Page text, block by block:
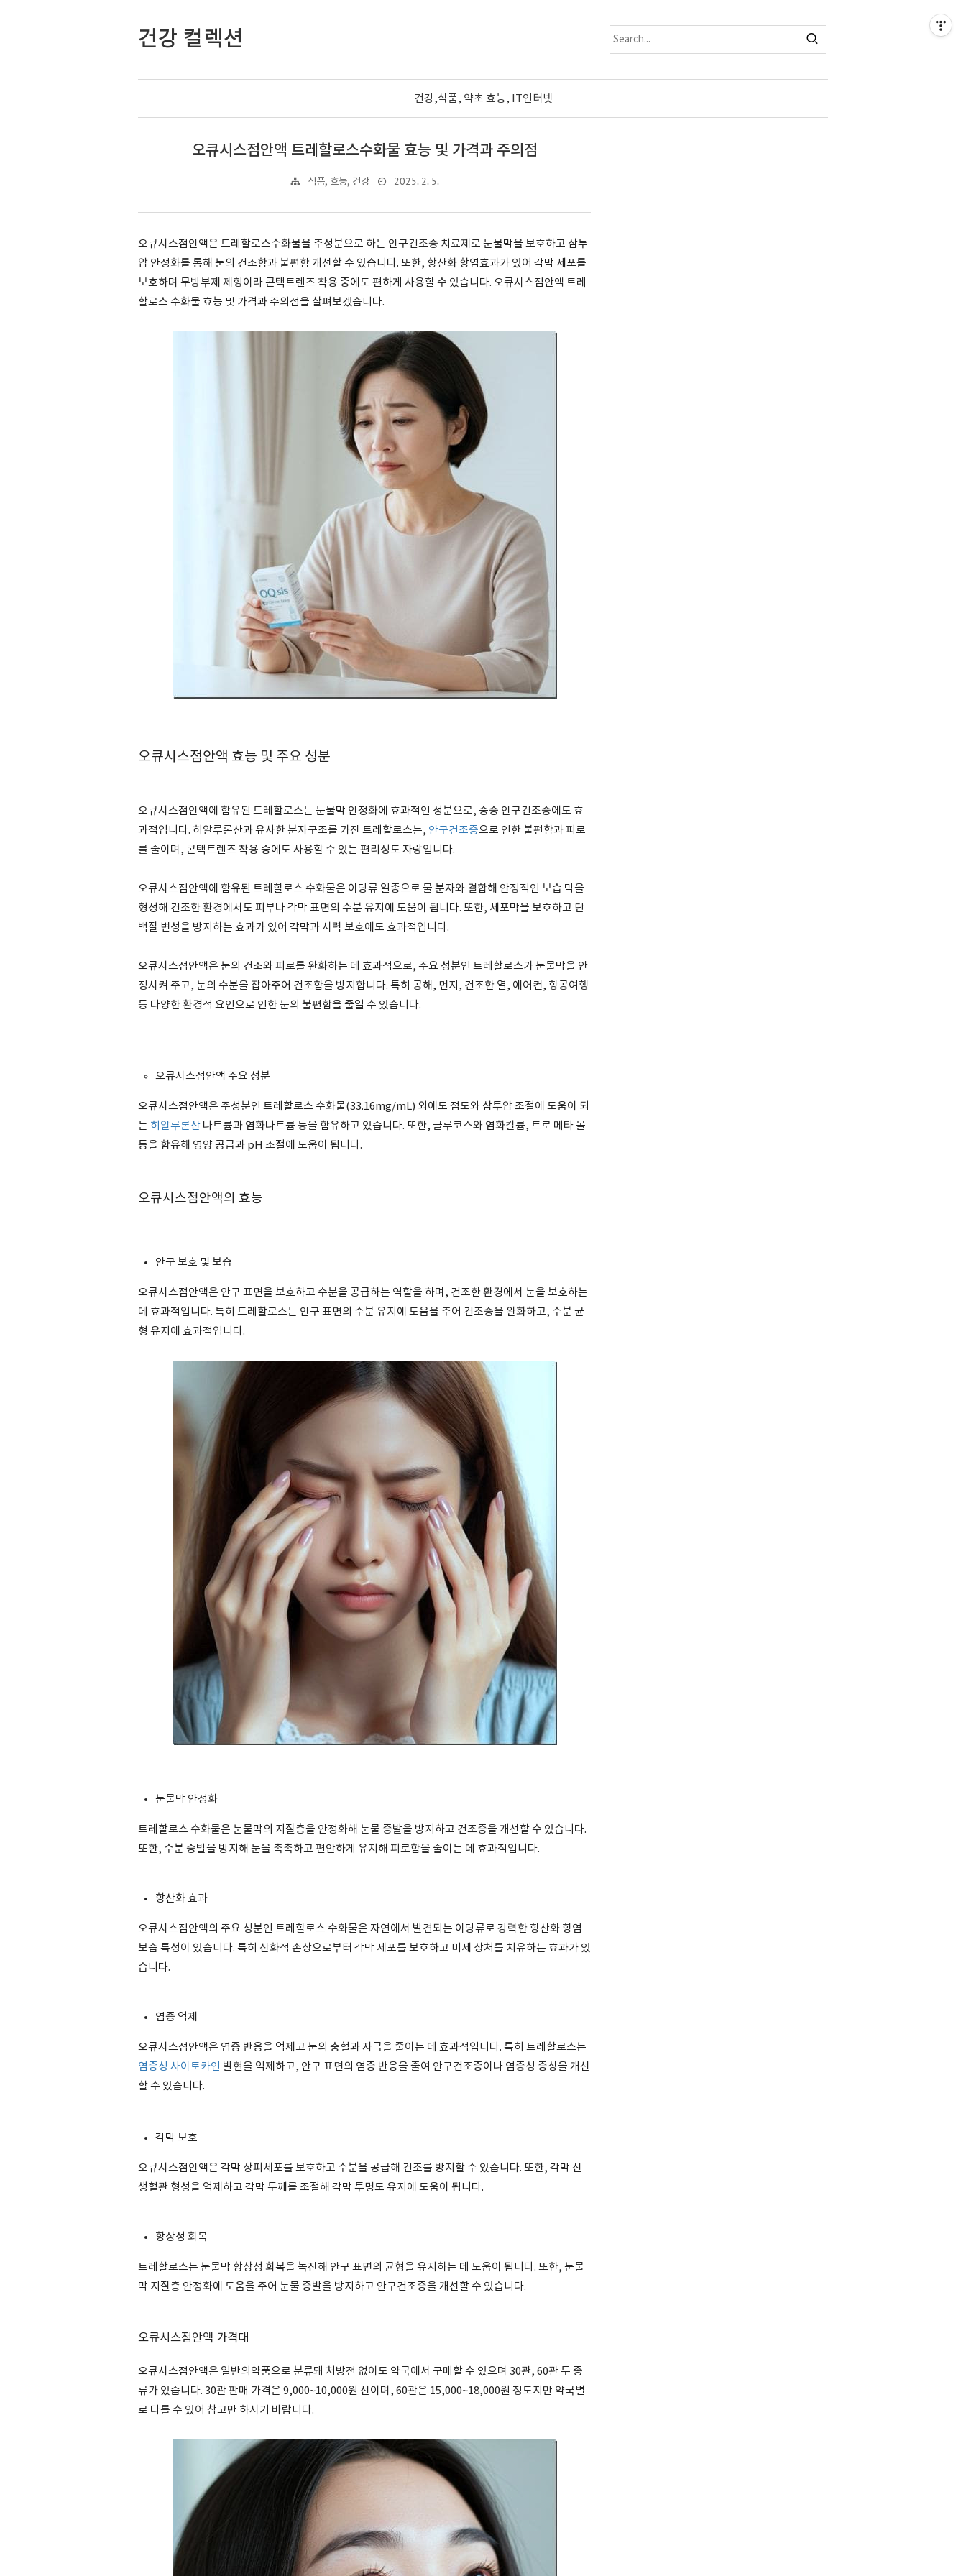
건강 컬렉션
건강,식품, 약초 효능, IT인터넷
오큐시스점안액 트레할로스수화물 효능 및 가격과 주의점
식품, 효능, 건강 2025. 2. 5.
오큐시스점안액은 트레할로스수화물을 주성분으로 하는 안구건조증 치료제로 눈물막을 보호하고 삼투
압 안정화를 통해 눈의 건조함과 불편함 개선할 수 있습니다. 또한, 항산화 항염효과가 있어 각막 세포를
보호하며 무방부제 제형이라 콘택트렌즈 착용 중에도 편하게 사용할 수 있습니다. 오큐시스점안액 트레
할로스 수화물 효능 및 가격과 주의점을 살펴보겠습니다.
오큐시스점안액 효능 및 주요 성분
오큐시스점안액에 함유된 트레할로스는 눈물막 안정화에 효과적인 성분으로, 중증 안구건조증에도 효
과적입니다. 히알루론산과 유사한 분자구조를 가진 트레할로스는, 안구건조증으로 인한 불편함과 피로
를 줄이며, 콘택트렌즈 착용 중에도 사용할 수 있는 편리성도 자랑입니다.
오큐시스점안액에 함유된 트레할로스 수화물은 이당류 일종으로 물 분자와 결합해 안정적인 보습 막을
형성해 건조한 환경에서도 피부나 각막 표면의 수분 유지에 도움이 됩니다. 또한, 세포막을 보호하고 단
백질 변성을 방지하는 효과가 있어 각막과 시력 보호에도 효과적입니다.
오큐시스점안액은 눈의 건조와 피로를 완화하는 데 효과적으로, 주요 성분인 트레할로스가 눈물막을 안
정시켜 주고, 눈의 수분을 잡아주어 건조함을 방지합니다. 특히 공해, 먼지, 건조한 열, 에어컨, 항공여행
등 다양한 환경적 요인으로 인한 눈의 불편함을 줄일 수 있습니다.
오큐시스점안액 주요 성분
오큐시스점안액은 주성분인 트레할로스 수화물(33.16mg/mL) 외에도 점도와 삼투압 조절에 도움이 되
는 히알루론산 나트륨과 염화나트륨 등을 함유하고 있습니다. 또한, 글루코스와 염화칼륨, 트로 메타 몰
등을 함유해 영양 공급과 pH 조절에 도움이 됩니다.
오큐시스점안액의 효능
안구 보호 및 보습
오큐시스점안액은 안구 표면을 보호하고 수분을 공급하는 역할을 하며, 건조한 환경에서 눈을 보호하는
데 효과적입니다. 특히 트레할로스는 안구 표면의 수분 유지에 도움을 주어 건조증을 완화하고, 수분 균
형 유지에 효과적입니다.
눈물막 안정화
트레할로스 수화물은 눈물막의 지질층을 안정화해 눈물 증발을 방지하고 건조증을 개선할 수 있습니다.
또한, 수분 증발을 방지해 눈을 촉촉하고 편안하게 유지해 피로함을 줄이는 데 효과적입니다.
항산화 효과
오큐시스점안액의 주요 성분인 트레할로스 수화물은 자연에서 발견되는 이당류로 강력한 항산화 항염
보습 특성이 있습니다. 특히 산화적 손상으로부터 각막 세포를 보호하고 미세 상처를 치유하는 효과가 있
습니다.
염증 억제
오큐시스점안액은 염증 반응을 억제고 눈의 충혈과 자극을 줄이는 데 효과적입니다. 특히 트레할로스는
염증성 사이토카인 발현을 억제하고, 안구 표면의 염증 반응을 줄여 안구건조증이나 염증성 증상을 개선
할 수 있습니다.
각막 보호
오큐시스점안액은 각막 상피세포를 보호하고 수분을 공급해 건조를 방지할 수 있습니다. 또한, 각막 신
생혈관 형성을 억제하고 각막 두께를 조절해 각막 투명도 유지에 도움이 됩니다.
항상성 회복
트레할로스는 눈물막 항상성 회복을 녹진해 안구 표면의 균형을 유지하는 데 도움이 됩니다. 또한, 눈물
막 지질층 안정화에 도움을 주어 눈물 증발을 방지하고 안구건조증을 개선할 수 있습니다.
오큐시스점안액 가격대
오큐시스점안액은 일반의약품으로 분류돼 처방전 없이도 약국에서 구매할 수 있으며 30관, 60관 두 종
류가 있습니다. 30관 판매 가격은 9,000~10,000원 선이며, 60관은 15,000~18,000원 정도지만 약국별
로 다를 수 있어 참고만 하시기 바랍니다.